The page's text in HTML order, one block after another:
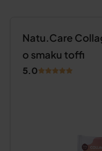
Natu.Care
o smaku toffi
5.0